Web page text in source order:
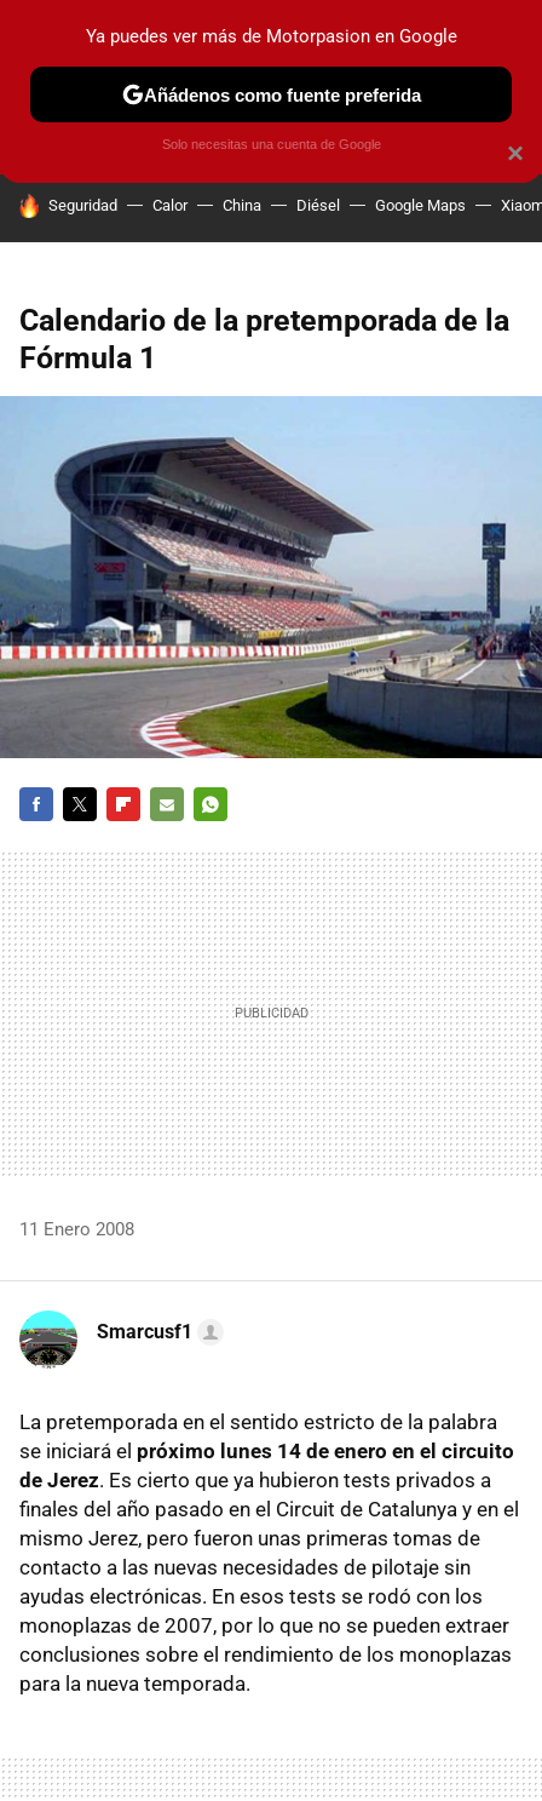
PRUEBAS COCHES ELÉCTRICOS OBSERVATORIO
HOY SE HABLA DE
Seguridad Calor China Diésel Google Maps
Calendario de la pretemporada de la
Fórmula 1
MAIL
11 Enero 2008
Smarcusf1
La pretemporada en el sentido estricto de la palabra
se iniciará el próximo lunes 14 de enero en el circuito
de Jerez. Es cierto que ya hubieron tests privados a
finales del año pasado en el Circuit de Catalunya y en el
mismo Jerez, pero fueron unas primeras tomas de
contacto a las nuevas necesidades de pilotaje sin
ayudas electrónicas. En esos tests se rodó con los
monoplazas de 2007, por lo que no se pueden extraer
conclusiones sobre el rendimiento de los monoplazas
para la nueva temporada.
×
Ya puedes ver más de Motorpasion en Google
Añádenos como fuente preferida
Solo necesitas una cuenta de Google